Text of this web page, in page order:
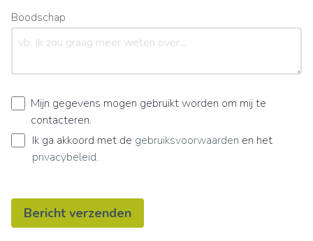
Boodschap
Mijn gegevens mogen gebruikt worden om mij te
contacteren.
Ik ga akkoord met de gebruiksvoorwaarden en het
privacybeleid.
Bericht verzenden